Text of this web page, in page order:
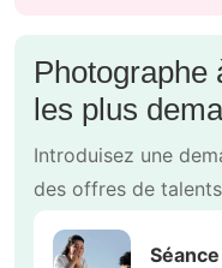
Photographe
les plus
Introduisez une
des offres de